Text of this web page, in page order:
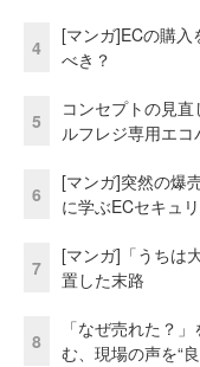
4
[マンガ]ECの購
べき？
5
コンセプトの見
ルフレジ専用エ
6
[マンガ]突然の爆
に学ぶECセキュ
7
[マンガ]「うちは
置した末路
8
「なぜ売れた？
む、現場の声を“